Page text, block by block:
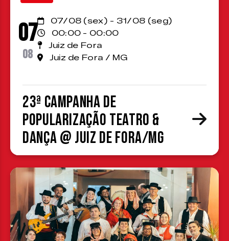
07
08
07/08 (sex) - 31/08 (seg)
00:00 - 00:00
Juiz de Fora
Juiz de Fora / MG
23ª Campanha de
Popularização Teatro &
Dança @ Juiz de Fora/MG